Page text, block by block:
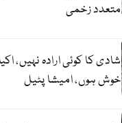
متعدد زخمی
شادی کا کوئی ارادہ نہیں،
خوش ہوں، امیشا پٹیل